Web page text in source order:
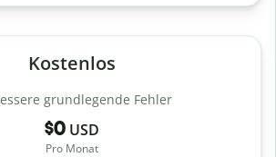
Kostenlos
grundlegende Fehler
$0 USD
Pro Monat